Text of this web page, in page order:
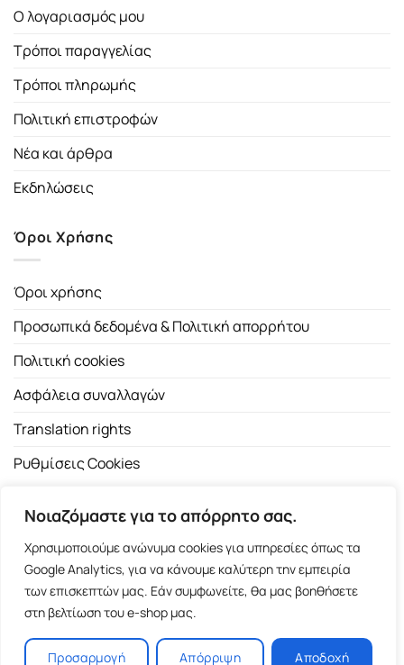
Νοιαζόμαστε για το απόρρητο σας.
Χρησιμοποιούμε ανώνυμα cookies για υπηρεσίες όπως τα
Google Analytics, για να κάνουμε καλύτερη την εμπειρία
των επισκεπτών μας. Εάν συμφωνείτε, θα μας βοηθήσετε
στη βελτίωση του e-shop μας.
Προσαρμογή Απόρριψη Αποδοχή
Ο λογαριασμός μου
Τρόποι παραγγελίας
Τρόποι πληρωμής
Πολιτική επιστροφών
Νέα και άρθρα
Εκδηλώσεις
Όροι Χρήσης
Όροι χρήσης
Προσωπικά δεδομένα & Πολιτική απορρήτου
Πολιτική cookies
Ασφάλεια συναλλαγών
Translation rights
Ρυθμίσεις Cookies
Copyright 2026 ©Εκδοτικός Οίκος Α.Α. Λιβάνη| All rights
reserved.
Σόλωνος 98, 10680 Αθήνα | Τ:2103661200- F: 2103617791